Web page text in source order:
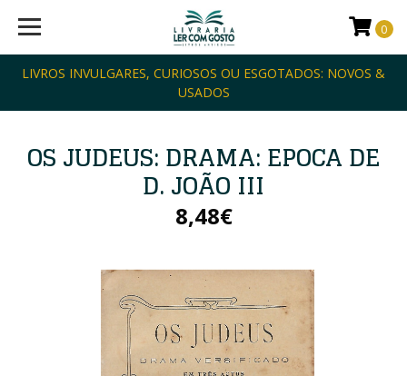
LIVROS INVULGARES, CURIOSOS OU ESGOTADOS: NOVOS &
USADOS
0
OS JUDEUS: DRAMA: EPOCA DE
D. JOÃO III
8,48€